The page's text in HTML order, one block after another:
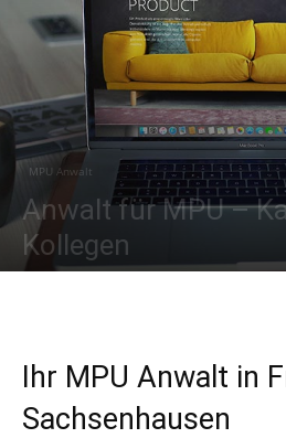
MPU Anwalt
Anwalt für MPU –
Kollegen
Ihr MPU Anwalt in
Sachsenhausen